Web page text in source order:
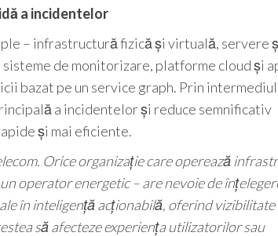
a incidentelor
– infrastructură fizică și virtuală, servere
de monitorizare, platforme cloud și
bazat pe un service graph. Prin intermediul
a incidentelor și reduce semnificativ
și mai eficiente.
Orice organizație care operează
operator energetic – are nevoie de
în inteligență acționabilă, oferind vizibilitate
să afecteze experiența utilizatorilor sau